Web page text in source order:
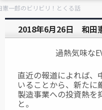
一郎のビリビリ！とくる話
2018年6月26日 和田
過熱気味な
直近の報道によれば、
いることから、新たに
製造事業への投資熱を
と。